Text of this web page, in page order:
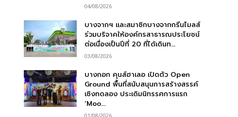
04/08/2026
บางจากฯ และสมาชิกบางจากกรีนไมลส์
ร่วมบริจาคให้องค์กรสาธารณประโยชน์
ต่อเนื่องเป็นปีที่ 20 ที่ได้เดินท...
03/08/2026
บางกอก คุนส์ฮาเลอ เปิดตัว Open
Ground พื้นที่สนับสนุนการสร้างสรรค์
เชิงทดลอง ประเดิมนิทรรศการแรก
‘Moo...
01/08/2026